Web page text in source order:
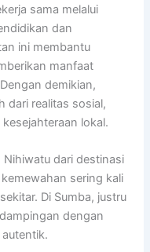
sama melalui
dan
ini membantu
manfaat
demikian,
dari realitas sosial,
lokal.
dari destinasi
sering kali
Di Sumba, justru
dengan